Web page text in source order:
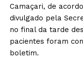
Camaçari, de
divulgado pela
no final da tarde
pacientes foram
boletim.